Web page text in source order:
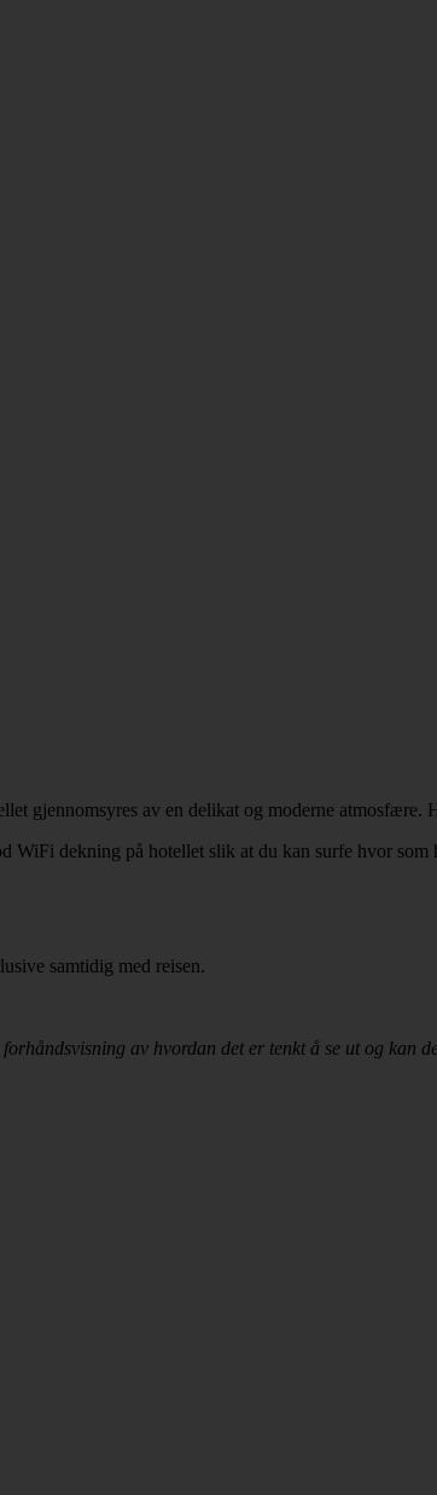
gjennomsyres av en delikat og moderne atmosfære.
dekning på hotellet slik at du kan surfe hvor
samtidig med reisen.
av hvordan det er tenkt å se ut og kan